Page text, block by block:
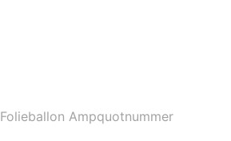
Folieballon Ampquotnummer